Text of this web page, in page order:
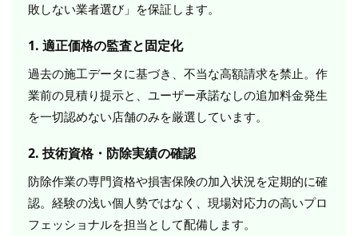
敗しない業者選び」を保証します。
1. 適正価格の監査と固定化
過去の施工データに基づき、不当な高額請求を禁止。作
業前の見積り提示と、ユーザー承諾なしの追加料金発生
を一切認めない店舗のみを厳選しています。
2. 技術資格・防除実績の確認
防除作業の専門資格や損害保険の加入状況を定期的に確
認。経験の浅い個人勢ではなく、現場対応力の高いプロ
フェッショナルを担当として配備します。